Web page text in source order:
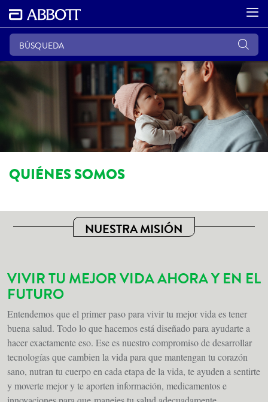
QUIÉNES SOMOS
NUESTRA MISIÓN
VIVIR TU MEJOR VIDA AHORA Y EN EL
FUTURO
Entendemos que el primer paso para vivir tu mejor vida es tener
buena salud. Todo lo que hacemos está diseñado para ayudarte a
hacer exactamente eso. Ese es nuestro compromiso de desarrollar
tecnologías que cambien la vida para que mantengan tu corazón
sano, nutran tu cuerpo en cada etapa de la vida, te ayuden a sentirte
y moverte mejor y te aporten información, medicamentos e